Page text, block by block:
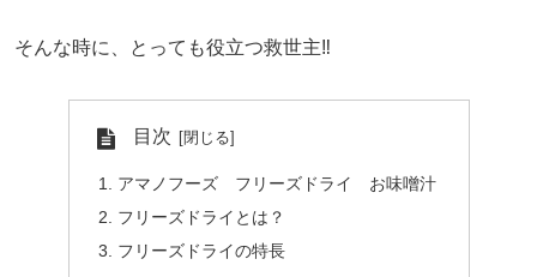
そんな時に、とっても役立つ救世主‼
目次
アマノフーズ フリーズドライ お味噌汁
フリーズドライとは？
フリーズドライの特長